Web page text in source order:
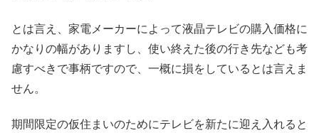
とは言え、家電メーカーによって液晶テレビの購入価格に
かなりの幅がありますし、使い終えた後の行き先なども考
慮すべきで事柄ですので、一概に損をしているとは言えま
せん。
期間限定の仮住まいのためにテレビを新たに迎え入れると